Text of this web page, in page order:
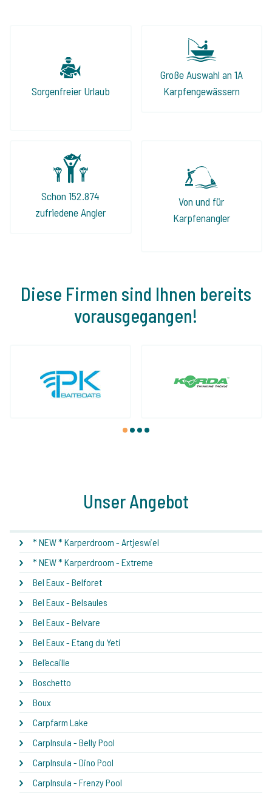
Sorgenfreier Urlaub
Große Auswahl an 1A
Karpfengewässern
Schon 152.874
zufriedene Angler
Von und für
Karpfenangler
Diese Firmen sind Ihnen bereits
vorausgegangen!
1 2 3 4
Unser Angebot
* NEW * Karperdroom - Artjeswiel
* NEW * Karperdroom - Extreme
Bel Eaux - Belforet
Bel Eaux - Belsaules
Bel Eaux - Belvare
Bel Eaux - Etang du Yeti
Bel'ecaille
Boschetto
Boux
Carpfarm Lake
CarpInsula - Belly Pool
CarpInsula - Dino Pool
CarpInsula - Frenzy Pool